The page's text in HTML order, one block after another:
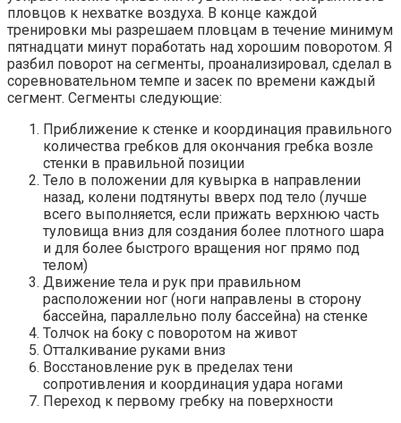
пловцов к нехватке воздуха. В конце каждой
тренировки мы разрешаем пловцам в течение минимум
пятнадцати минут поработать над хорошим поворотом. Я
разбил поворот на сегменты, проанализировал, сделал в
соревновательном темпе и засек по времени каждый
сегмент. Сегменты следующие:
Приближение к стенке и координация правильного
количества гребков для окончания гребка возле
стенки в правильной позиции
Тело в положении для кувырка в направлении
назад, колени подтянуты вверх под тело (лучше
всего выполняется, если прижать верхнюю часть
туловища вниз для создания более плотного шара
и для более быстрого вращения ног прямо под
телом)
Движение тела и рук при правильном
расположении ног (ноги направлены в сторону
бассейна, параллельно полу бассейна) на стенке
Толчок на боку с поворотом на живот
Отталкивание руками вниз
Восстановление рук в пределах тени
сопротивления и координация удара ногами
Переход к первому гребку на поверхности